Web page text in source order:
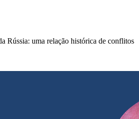
Rússia: uma relação histórica de conflitos